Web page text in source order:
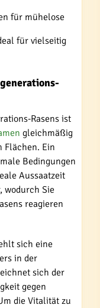
für mühelose
für vielseitig
Rasens ist
gleichmäßig
Flächen. Ein
Bedingungen
Aussaatzeit
wodurch Sie
reagieren
sich eine
in der
sich der
gegen
die Vitalität zu